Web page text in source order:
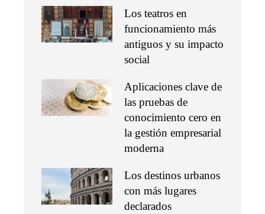
Los teatros en
funcionamiento más
antiguos y su impacto
social
Aplicaciones clave de
las pruebas de
conocimiento cero en
la gestión empresarial
moderna
Los destinos urbanos
con más lugares
declarados